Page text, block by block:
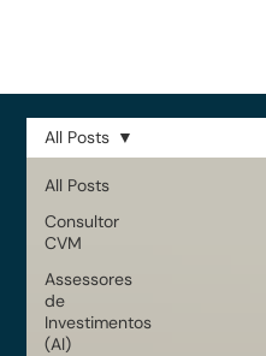
All Posts
Consultor
CVM
Assessores
de
Investimentos
(AI)
All Posts